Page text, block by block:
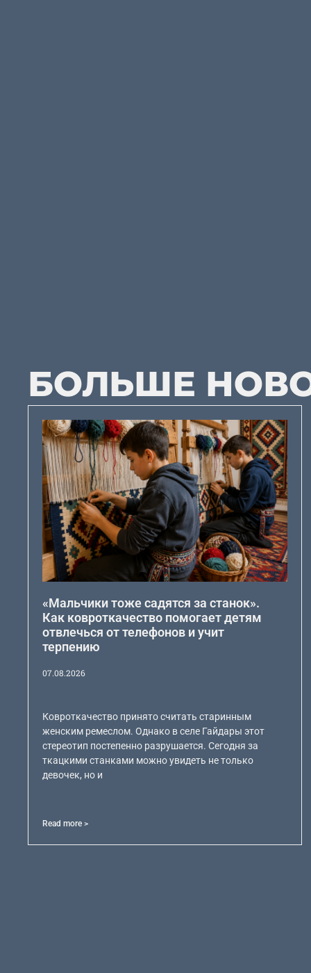
БОЛЬШЕ
«Мальчики тоже садятся за станок».
Как ковроткачество помогает детям
отвлечься от телефонов и учит
терпению
07.08.2026
Ковроткачество принято считать старинным
женским ремеслом. Однако в селе Гайдары этот
стереотип постепенно разрушается. Сегодня за
ткацкими станками можно увидеть не только
девочек, но и
Read more >